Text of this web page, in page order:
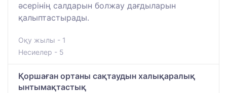
әсерінің салдарын болжау дағдыларын
қалыптастырады.
Оқу жылы - 1
Несиелер - 5
Қоршаған ортаны сақтаудын халықаралық
ынтымақтастық